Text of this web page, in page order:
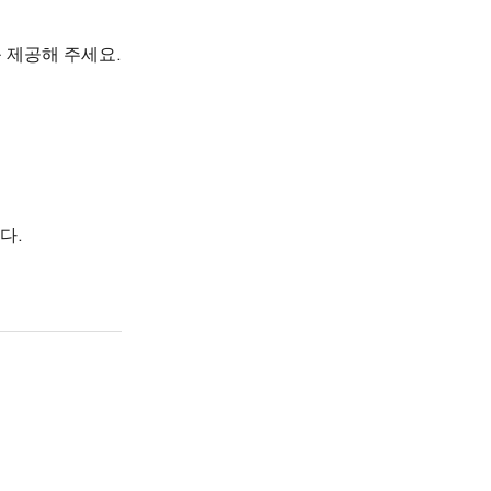
공해 주세요.
.